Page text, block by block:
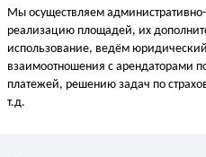
Мы осуществляем
реализацию площадей, их
использование, ведём
взаимоотношения с арендаторами
платежей, решению задач по
т.д.